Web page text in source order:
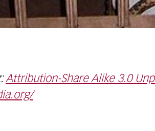
Attribution-Share Alike 3.0